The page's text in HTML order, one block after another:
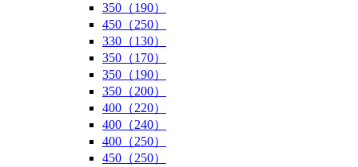
350（190）
450（250）
330（130）
350（170）
350（190）
350（200）
400（220）
400（240）
400（250）
450（250）